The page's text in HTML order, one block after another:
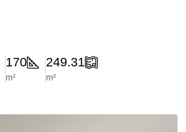
170
m²
249.31
m²